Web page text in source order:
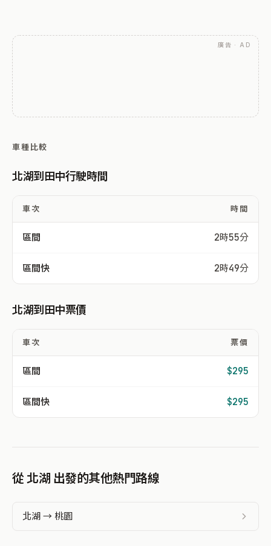
廣告 · AD
車種比較
北湖到田中行駛時間
車次 時間
區間 2時55分
區間快 2時49分
北湖到田中票價
車次 票價
區間 $295
區間快 $295
從 北湖 出發的其他熱門路線
北湖 → 桃園